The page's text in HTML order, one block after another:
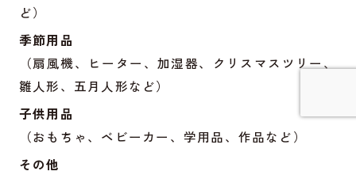
ど）
季節用品
（扇風機、ヒーター、加湿器、クリスマスツリー、
雛人形、五月人形など）
子供用品
（おもちゃ、ベビーカー、学用品、作品など）
その他
詳しく見てみる